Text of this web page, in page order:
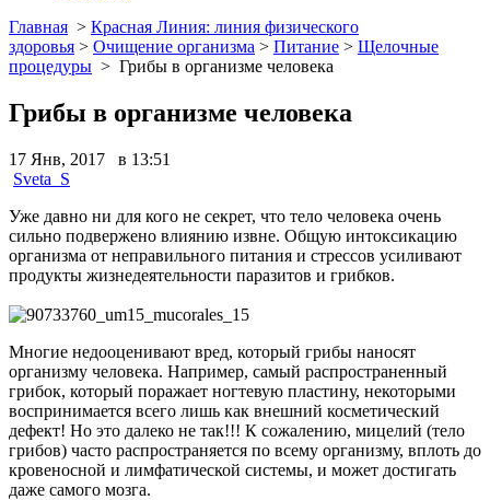
Главная > Красная Линия: линия физического
здоровья > Очищение организма > Питание > Щелочные
процедуры > Грибы в организме человека
Грибы в организме человека
17 Янв, 2017 в 13:51
Sveta_S
Уже давно ни для кого не секрет, что тело человека очень
сильно подвержено влиянию извне. Общую интоксикацию
организма от неправильного питания и стрессов усиливают
продукты жизнедеятельности паразитов и грибков.
Многие недооценивают вред, который грибы наносят
организму человека. Например, самый распространенный
грибок, который поражает ногтевую пластину, некоторыми
воспринимается всего лишь как внешний косметический
дефект! Но это далеко не так!!! К сожалению, мицелий (тело
грибов) часто распространяется по всему организму, вплоть до
кровеносной и лимфатической системы, и может достигать
даже самого мозга.